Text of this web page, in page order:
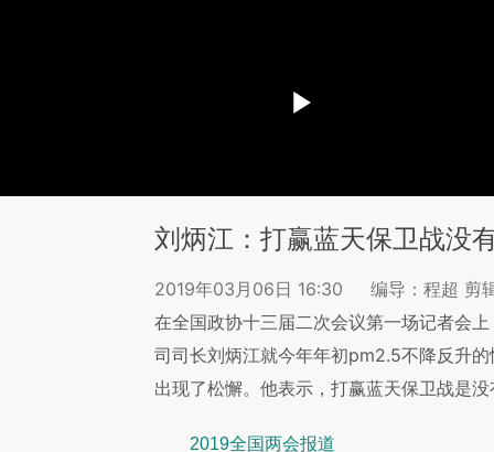
刘炳江：打赢蓝天保卫战没
2019年03月06日 16:30
编导：程超 剪
在全国政协十三届二次会议第一场记者会
司司长刘炳江就今年年初pm2.5不降反升
出现了松懈。他表示，打赢蓝天保卫战是
2019全国两会报道